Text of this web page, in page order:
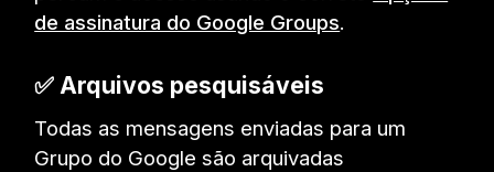
de assinatura do Google Groups.
✅ Arquivos pesquisáveis
Todas as mensagens enviadas para um
Grupo do Google são arquivadas